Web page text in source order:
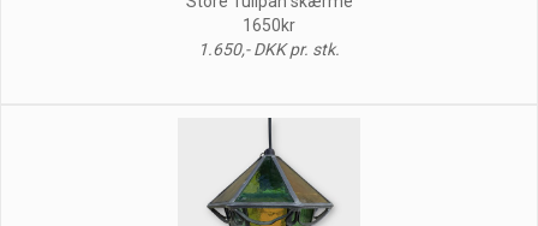
1650kr
1.650,- DKK pr. stk.